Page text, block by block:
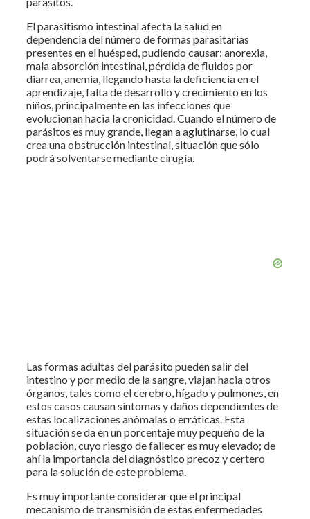
El parasitismo intestinal afecta la salud en
dependencia del número de formas parasitarias
presentes en el huésped, pudiendo causar: anorexia,
mala absorción intestinal, pérdida de fluidos por
diarrea, anemia, llegando hasta la deficiencia en el
aprendizaje, falta de desarrollo y crecimiento en los
niños, principalmente en las infecciones que
evolucionan hacia la cronicidad. Cuando el número de
parásitos es muy grande, llegan a aglutinarse, lo cual
crea una obstrucción intestinal, situación que sólo
podrá solventarse mediante cirugía.
Las formas adultas del parásito pueden salir del
intestino y por medio de la sangre, viajan hacia otros
órganos, tales como el cerebro, hígado y pulmones, en
estos casos causan síntomas y daños dependientes de
estas localizaciones anómalas o erráticas. Esta
situación se da en un porcentaje muy pequeño de la
población, cuyo riesgo de fallecer es muy elevado; de
ahí la importancia del diagnóstico precoz y certero
para la solución de este problema.
Es muy importante considerar que el principal
mecanismo de transmisión de estas enfermedades